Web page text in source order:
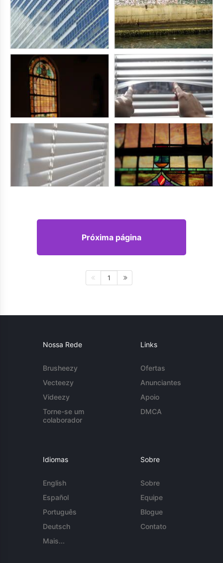
Próxima página
1
Nossa Rede
Brusheezy
Vecteezy
Videezy
Torne-se um
colaborador
Links
Ofertas
Anunciantes
Apoio
DMCA
Idiomas
English
Español
Português
Deutsch
Mais...
Sobre
Sobre
Equipe
Blogue
Contato